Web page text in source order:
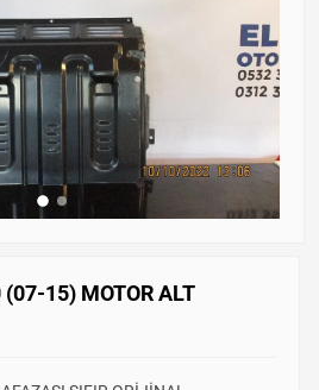
15) MOTOR ALT